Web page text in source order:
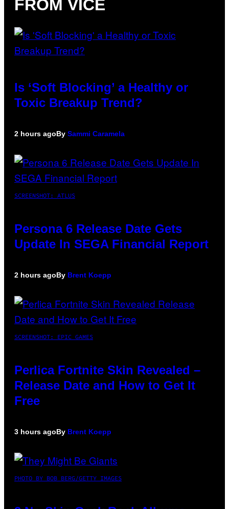
FROM VICE
Is ‘Soft Blocking’ a Healthy or
Toxic Breakup Trend?
2 hours agoBy Sammi Caramela
SCREENSHOT: ATLUS
Persona 6 Release Date Gets
Update In SEGA Financial Report
2 hours agoBy Brent Koepp
SCREENSHOT: EPIC GAMES
Perlica Fortnite Skin Revealed –
Release Date and How to Get It
Free
3 hours agoBy Brent Koepp
PHOTO BY BOB BERG/GETTY IMAGES